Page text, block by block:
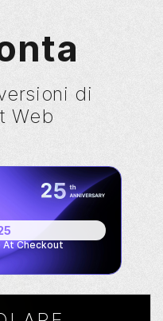
di
Web
At Checkout